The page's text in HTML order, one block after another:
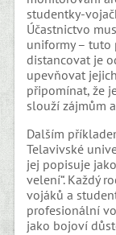
studentky-
Účastnictvo
uniformy – tuto
distancovat je
upevňovat
připomínat, že
slouží zájmům
Dalším
Telavivské
jej popisuje
velení“. Každý
vojáků a
profesionální
jako bojoví